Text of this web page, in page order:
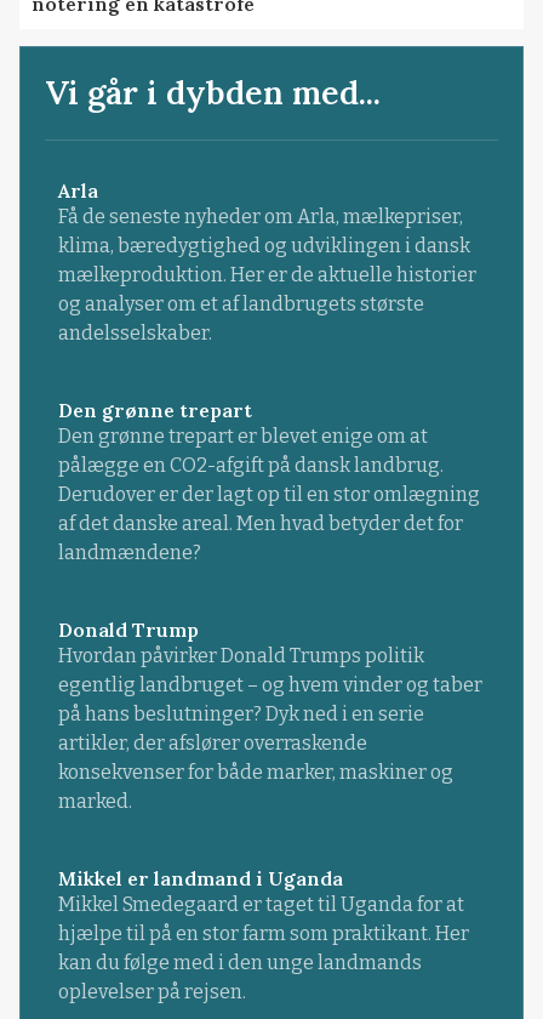
Vi går i dybden med...
Arla
Få de seneste nyheder om Arla, mælkepriser,
klima, bæredygtighed og udviklingen i dansk
mælkeproduktion. Her er de aktuelle historier
og analyser om et af landbrugets største
andelsselskaber.
Den grønne trepart
Den grønne trepart er blevet enige om at
pålægge en CO2-afgift på dansk landbrug.
Derudover er der lagt op til en stor omlægning
af det danske areal. Men hvad betyder det for
landmændene?
Donald Trump
Hvordan påvirker Donald Trumps politik
egentlig landbruget – og hvem vinder og taber
på hans beslutninger? Dyk ned i en serie
artikler, der afslører overraskende
konsekvenser for både marker, maskiner og
marked.
Mikkel er landmand i Uganda
Mikkel Smedegaard er taget til Uganda for at
hjælpe til på en stor farm som praktikant. Her
kan du følge med i den unge landmands
oplevelser på rejsen.